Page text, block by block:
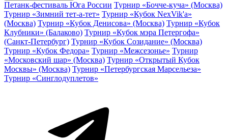
Петанк-фестиваль Юга России Турнир «Бочче-куча» (Москва)
Турнир «Зимний тет-а-тет» Турнир «Кубок NexVik'a»
(Москва) Турнир «Кубок Денисова» (Москва) Турнир «Кубок
Клубники» (Балаково) Турнир «Кубок мэра Петергофа»
(Санкт-Петербург) Турнир «Кубок Созидание» (Москва)
Турнир «Кубок Федора» Турнир «Межсезонье» Турнир
«Московский шар» (Москва) Турнир «Открытый Кубок
Москвы» (Москва) Турнир «Петербургская Марсельеза»
Турнир «Синглодуплетов»